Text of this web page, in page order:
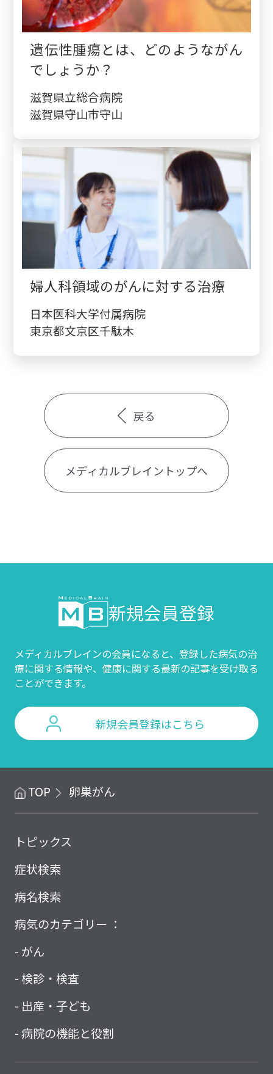
遺伝性腫瘍とは、どのようながん
でしょうか？
滋賀県立総合病院
滋賀県守山市守山
婦人科領域のがんに対する治療
日本医科大学付属病院
東京都文京区千駄木
戻る
メディカルブレイントップへ
新規会員登録
メディカルブレインの会員になると、登録した病気の治
療に関する情報や、 健康に関する最新の記事を受け取る
ことができます。
新規会員登録はこちら
TOP 卵巣がん
トピックス
症状検索
病名検索
病気のカテゴリー ：
がん
検診・検査
出産・子ども
病院の機能と役割